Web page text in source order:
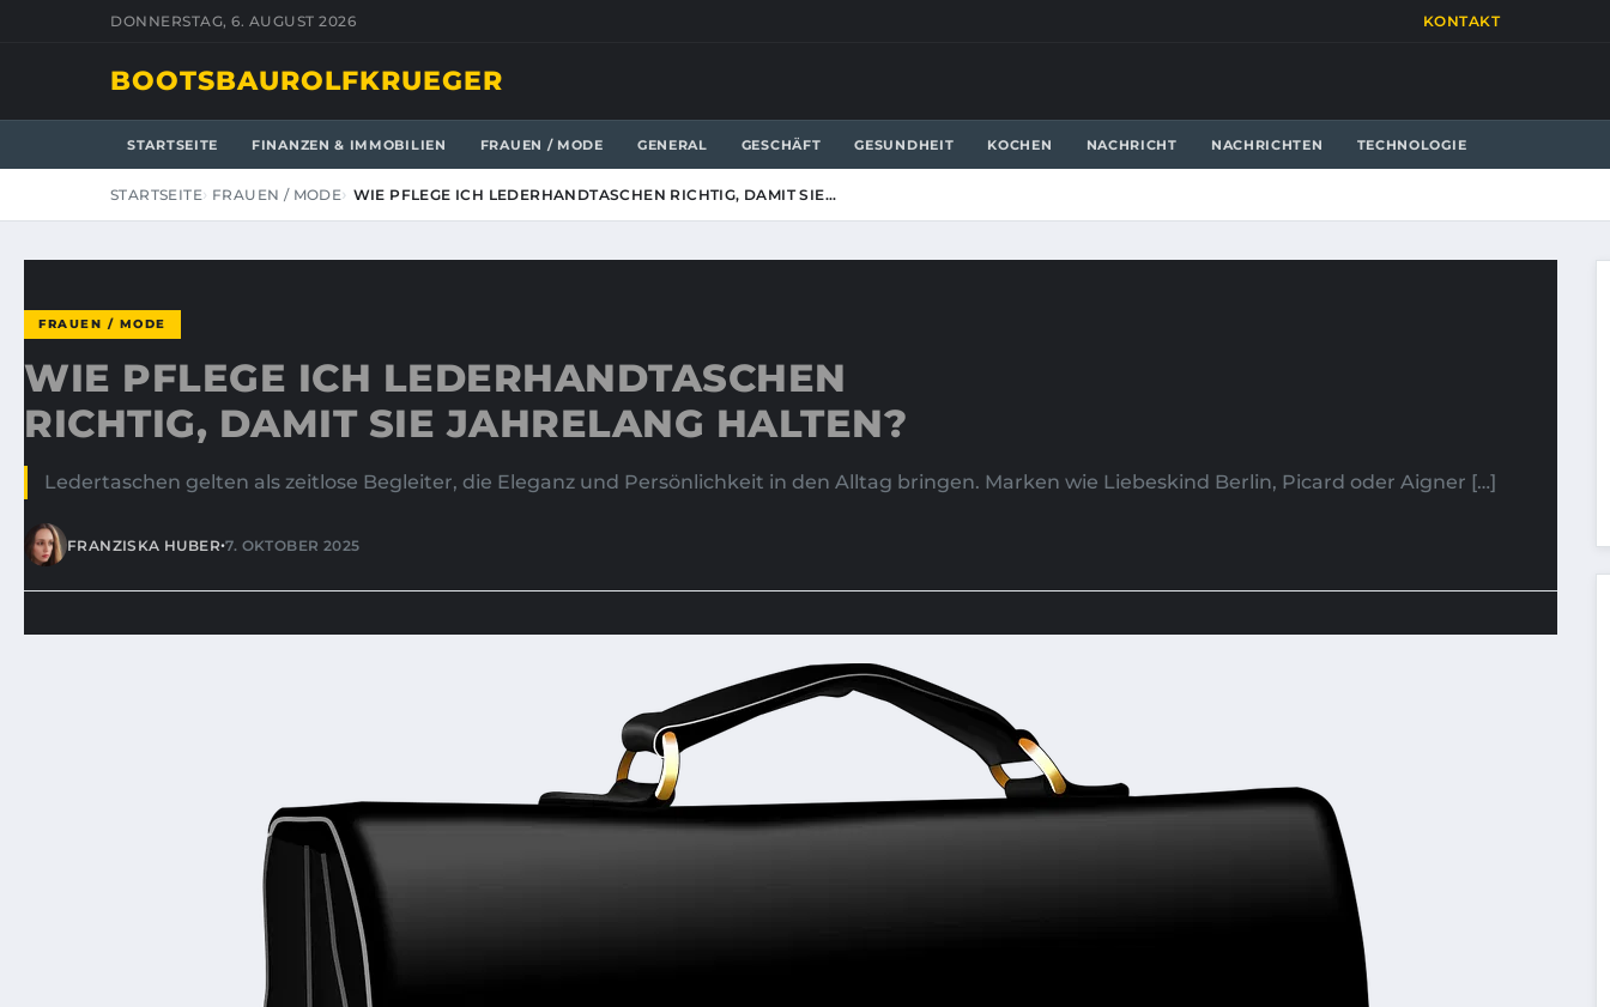
DONNERSTAG, 6. AUGUST 2026 KONTAKT
BOOTSBAUROLFKRUEGER
STARTSEITE FINANZEN & IMMOBILIEN FRAUEN / MODE GENERAL GESCHÄFT GESUNDHEIT KOCHEN NACHRICHT NACHRICHTEN TECHNOLOGIE
STARTSEITE FRAUEN / MODE WIE PFLEGE ICH LEDERHANDTASCHEN RICHTIG, DAMIT SIE…
FRAUEN / MODE
WIE PFLEGE ICH LEDERHANDTASCHEN
RICHTIG, DAMIT SIE JAHRELANG HALTEN?
Ledertaschen gelten als zeitlose Begleiter, die Eleganz und Persönlichkeit in den Alltag bringen. Marken wie Liebeskind Berlin, Picard oder Aigner […]
FRANZISKA HUBER•7. OKTOBER 2025